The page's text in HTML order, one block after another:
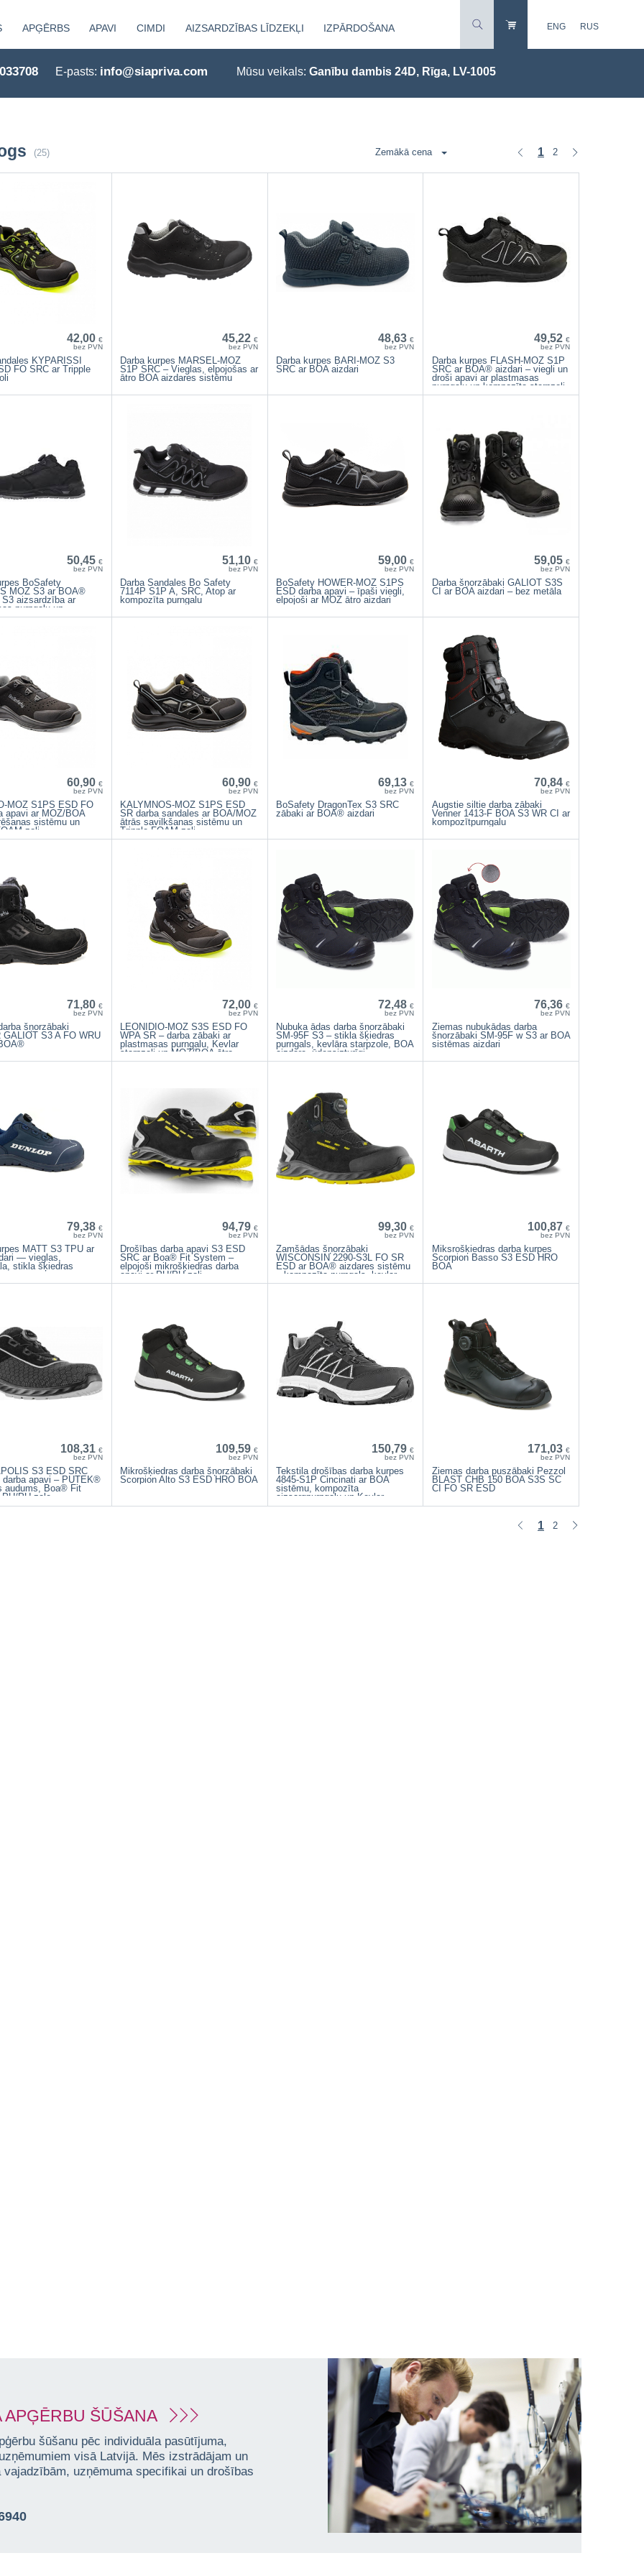
APĢĒRBS APAVI CIMDI AIZSARDZĪBAS LĪDZEKĻI IZPĀRDOŠANA ENG RUS
E-pasts: info@siapriva.com Mūsu veikals: Ganību dambis 24D, Rīga, LV-1005
(25) 1 2
Zemākā cena
42,00 €
bez PVN
KYPARISSI
FO SRC ar Tripple
45,22 €
bez PVN
Darba kurpes MARSEL-MOZ
S1P SRC – Vieglas, elpojošas ar
ātro BOA aizdares sistēmu
48,63 €
bez PVN
Darba kurpes BARI-MOZ S3
SRC ar BOA aizdari
49,52 €
bez PVN
Darba kurpes FLASH-MOZ S1P
SRC ar BOA® aizdari – viegli un
droši apavi ar plastmasas
purngalu un kompozīta starpzoli
50,45 €
bez PVN
BoSafety
MOZ S3 ar BOA®
S3 aizsardzība ar
purngalu un
zoli
51,10 €
bez PVN
Darba Sandales Bo Safety
7114P S1P A, SRC, Atop ar
kompozīta purngalu
59,00 €
bez PVN
BoSafety HOWER-MOZ S1PS
ESD darba apavi – īpaši viegli,
elpojoši ar MOZ ātro aizdari
59,05 €
bez PVN
Darba šņorzābaki GALIOT S3S
CI ar BOA aizdari – bez metāla
60,90 €
bez PVN
MOZ S1PS ESD FO
apavi ar MOZ/BOA
sistēmu un
zoli
60,90 €
bez PVN
KALYMNOS-MOZ S1PS ESD
SR darba sandales ar BOA/MOZ
ātrās savilkšanas sistēmu un
Tripple FOAM zoli
69,13 €
bez PVN
BoSafety DragonTex S3 SRC
zābaki ar BOA® aizdari
70,84 €
bez PVN
Augstie siltie darba zābaki
Venner 1413-F BOA S3 WR CI ar
kompozītpurngalu
71,80 €
bez PVN
šņorzābaki
GALIOT S3 A FO WRU
72,00 €
bez PVN
LEONIDIO-MOZ S3S ESD FO
WPA SR – darba zābaki ar
plastmasas purngalu, Kevlar
starpzoli un MOZ/BOA ātro
šņorēšanas sistēmu
72,48 €
bez PVN
Nubuka ādas darba šņorzābaki
SM-95F S3 – stikla šķiedras
purngals, kevlāra starpzole, BOA
aizdare, ūdensizturīgi
76,36 €
bez PVN
Ziemas nubukādas darba
šnorzābaki SM-95F w S3 ar BOA
sistēmas aizdari
79,38 €
bez PVN
MATT S3 TPU ar
— vieglas,
stikla šķiedras
94,79 €
bez PVN
Drošības darba apavi S3 ESD
SRC ar Boa® Fit System –
elpojoši mikrošķiedras darba
apavi ar PU/PU zoli
99,30 €
bez PVN
Zamšādas šņorzābaki
WISCONSIN 2290-S3L FO SR
ESD ar BOA® aizdares sistēmu
– kompozīta purngals, kevlar
starpzole
100,87 €
bez PVN
Miksrošķiedras darba kurpes
Scorpion Basso S3 ESD HRO
BOA
108,31 €
bez PVN
S3 ESD SRC
darba apavi – PUTEK®
audums, Boa® Fit
PU zole
109,59 €
bez PVN
Mikrošķiedras darba šņorzābaki
Scorpion Alto S3 ESD HRO BOA
150,79 €
bez PVN
Tekstila drošības darba kurpes
4845-S1P Cincinati ar BOA
sistēmu, kompozīta
aizsargpurngalu un Kevlar
starpzoli
171,03 €
bez PVN
Ziemas darba puszābaki Pezzol
BLAST CHB 150 BOA S3S SC
CI FO SR ESD
1 2
APĢĒRBU ŠŪŠANA
šūšanu pēc individuāla pasūtījuma,
visā Latvijā. Mēs izstrādājam un
uzņēmuma specifikai un drošības